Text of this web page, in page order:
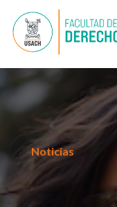
Noticias